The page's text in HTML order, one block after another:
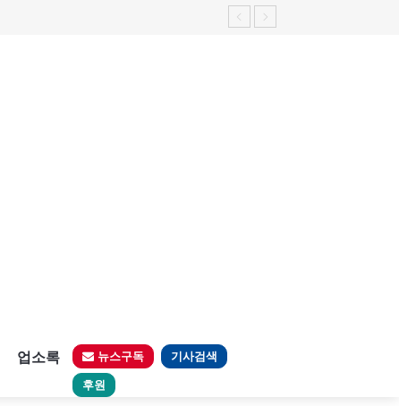
업소록 뉴스구독 기사검색
후원